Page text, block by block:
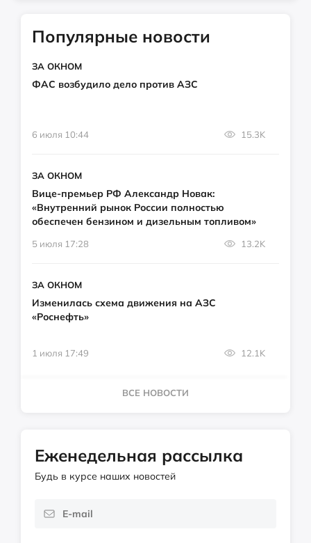
Популярные новости
ЗА ОКНОМ
ФАС возбудило дело против АЗС
6 июля 10:44 15.3K
ЗА ОКНОМ
Вице-премьер РФ Александр Новак:
«Внутренний рынок России полностью
обеспечен бензином и дизельным топливом»
5 июля 17:28 13.2K
ЗА ОКНОМ
Изменилась схема движения на АЗС
«Роснефть»
1 июля 17:49 12.1K
ВСЕ НОВОСТИ
Еженедельная рассылка
Будь в курсе наших новостей